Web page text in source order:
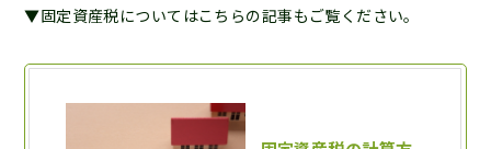
▼固定資産税についてはこちらの記事もご覧ください。